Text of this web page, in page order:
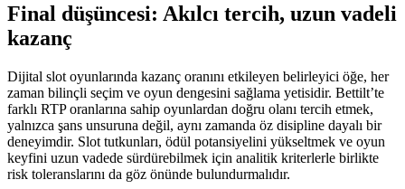
Final düşüncesi: Akılcı tercih, uzun vadeli
kazanç
Dijital slot oyunlarında kazanç oranını etkileyen belirleyici öğe, her
zaman bilinçli seçim ve oyun dengesini sağlama yetisidir. Bettilt’te
farklı RTP oranlarına sahip oyunlardan doğru olanı tercih etmek,
yalnızca şans unsuruna değil, aynı zamanda öz disipline dayalı bir
deneyimdir. Slot tutkunları, ödül potansiyelini yükseltmek ve oyun
keyfini uzun vadede sürdürebilmek için analitik kriterlerle birlikte
risk toleranslarını da göz önünde bulundurmalıdır.